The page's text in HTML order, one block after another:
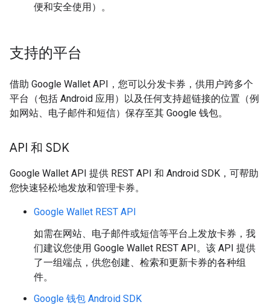
便和安全使用）。
支持的平台
借助 Google Wallet API，您可以分发卡券，供用户跨多个
平台（包括 Android 应用）以及任何支持超链接的位置（例
如网站、电子邮件和短信）保存至其 Google 钱包。
API 和 SDK
Google Wallet API 提供 REST API 和 Android SDK，可帮助
您快速轻松地发放和管理卡券。
Google Wallet REST API
如需在网站、电子邮件或短信等平台上发放卡券，我
们建议您使用 Google Wallet REST API。该 API 提供
了一组端点，供您创建、检索和更新卡券的各种组
件。
Google 钱包 Android SDK